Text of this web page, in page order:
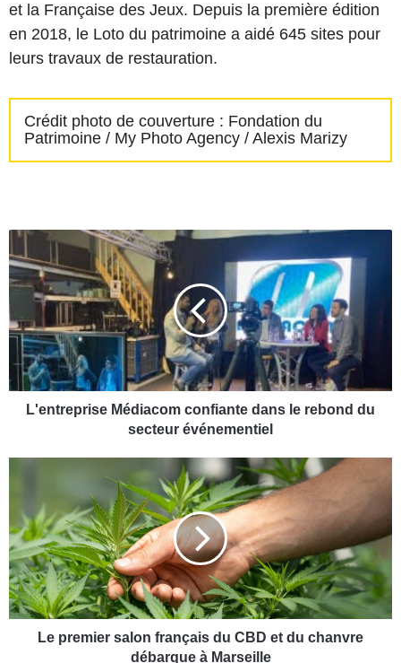
et la Française des Jeux. Depuis la première édition
en 2018, le Loto du patrimoine a aidé 645 sites pour
leurs travaux de restauration.
Crédit photo de couverture : Fondation du
Patrimoine / My Photo Agency / Alexis Marizy
'
e
t
r
r
a
c
o
m
c
L'entreprise Médiacom confiante dans le rebond du
secteur événementiel
r
e
m
i
e
r
Le premier salon français du CBD et du chanvre
débarque à Marseille